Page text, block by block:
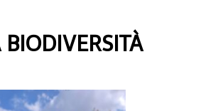
BIODIVERSITÀ